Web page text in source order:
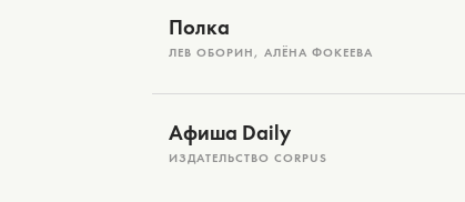
Полка
ЛЕВ ОБОРИН, АЛЁНА ФОКЕЕВА
Афиша Daily
ИЗДАТЕЛЬСТВО CORPUS